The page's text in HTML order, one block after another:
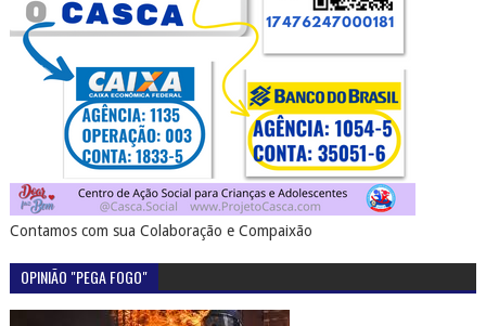
Contamos com sua Colaboração e Compaixão
OPINIÃO "PEGA FOGO"